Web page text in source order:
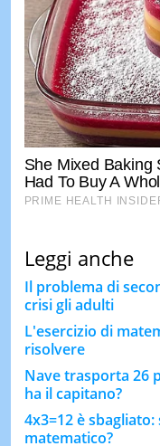
Leggi anche
Il problema di
crisi gli adulti
L'esercizio di
risolvere
Nave trasporta 26
ha il capitano?
4x3=12 è
matematico?